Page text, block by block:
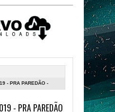
- PRA PAREDÃO -
- PRA PAREDÃO